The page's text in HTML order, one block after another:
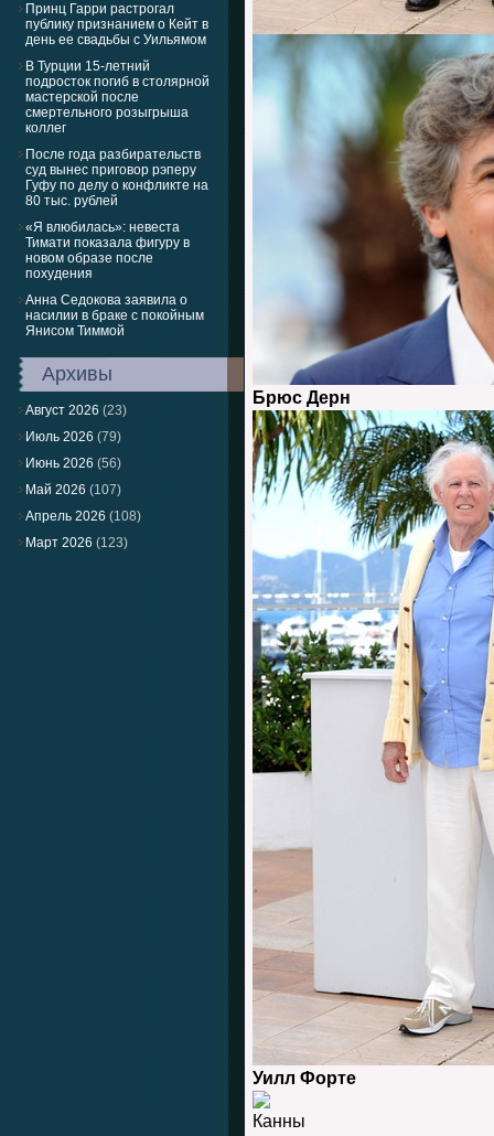
Принц Гарри растрогал
публику признанием о Кейт в
день ее свадьбы с Уильямом
В Турции 15-летний
подросток погиб в столярной
мастерской после
смертельного розыгрыша
коллег
После года разбирательств
суд вынес приговор рэперу
Гуфу по делу о конфликте на
80 тыс. рублей
«Я влюбилась»: невеста
Тимати показала фигуру в
новом образе после
похудения
Анна Седокова заявила о
насилии в браке с покойным
Янисом Тиммой
Архивы
Август 2026 (23)
Июль 2026 (79)
Июнь 2026 (56)
Май 2026 (107)
Апрель 2026 (108)
Март 2026 (123)
Брюс Дерн
Уилл Форте